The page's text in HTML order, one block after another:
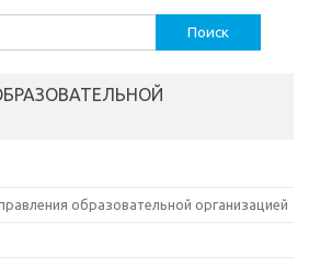
образовательной организацией